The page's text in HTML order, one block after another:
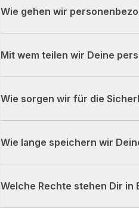
Wie gehen wir
Mit wem teilen wir Deine
Wie sorgen wir für die
Wie lange speichern wir
Welche Rechte stehen Dir in